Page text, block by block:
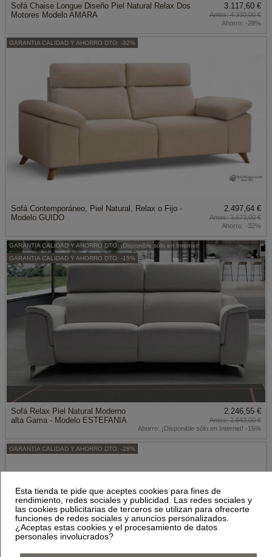
Sofá Chaise Longue Diseño Piel Natural Relax Dos
Motores Modelo AMARA
3.117,60 €
4.330,00 €
Ahorro: -28%
GARANTIA CALIDAD Y AHORRO DTO: -32%
Sofá Contemporáneo, Piel Natural, Relax o Fijo -
Modelo GUIDO
2.497,64 €
3.673,00 €
Ahorro: -32%
GARANTIA CALIDAD Y AHORRO DTO: ¡Disponible sólo en Internet!
GARANTIA CALIDAD Y AHORRO DTO: -15%
Sofá Relax Piel Natural Moderno
alta Gama - Modelo ESTEFANIA
2.246,55 €
2.643,00 €
Ahorro: ¡Disponible sólo en Internet! -15%
GARANTIA CALIDAD Y AHORRO DTO: -28%
Esta tienda te pide que aceptes cookies para fines de
rendimiento, redes sociales y publicidad. Las redes sociales y
las cookies publicitarias de terceros se utilizan para ofrecerte
funciones de redes sociales y anuncios personalizados.
¿Aceptas estas cookies y el procesamiento de datos
personales involucrados?